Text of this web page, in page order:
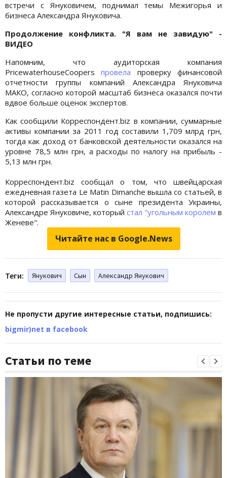
встречи с Януковичем, поднимал темы Межигорья и
бизнеса Александра Януковича.
Продолжение конфликта. "Я вам не завидую" -
ВИДЕО
Напомним, что аудиторская компания
PricewaterhouseCoopersпровела проверку финансовой
отчетности группы компаний Александра Януковича
МАКО, согласно которой масштаб бизнеса оказался почти
вдвое больше оценок экспертов.
Как сообщили Корреспондент.biz в компании, суммарные
активы компании за 2011 год составили 1,709 млрд грн,
тогда как доход от банковской деятельности оказался на
уровне 78,5 млн грн, а расходы по налогу на прибыль -
5,13 млн грн.
Корреспондент.biz сообщал о том, что швейцарская
ежедневная газета Le Matin Dimanche вышла со статьей, в
которой рассказывается о сыне президента Украины,
Александре Януковиче, который стал "угольным королем в
Женеве".
Читайте нас в Google.News
Теги: Янукович Сын Александр Янукович
Не пропусти другие интересные статьи, подпишись:
bigmir)net в facebook
Статьи по теме